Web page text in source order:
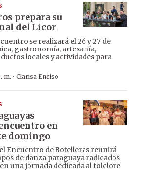
prepara su
del Licor
se realizará el 26 y 27 de
gastronomía, artesanía,
locales y actividades para
m. · Clarisa Enciso
en
domingo
Encuentro de Botelleras reunirá
de danza paraguaya radicados
una jornada dedicada al folclore